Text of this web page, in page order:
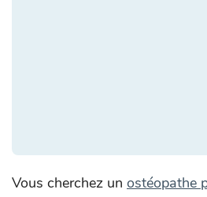
Vous cherchez un ostéopathe